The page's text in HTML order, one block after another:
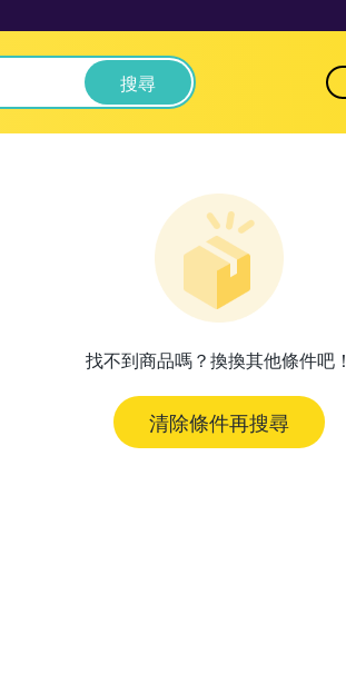
搜尋
找不到商品嗎？換換其他條件吧！
清除條件再搜尋